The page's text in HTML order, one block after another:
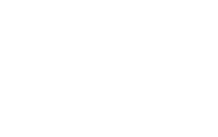
i
all'esperienza ma è